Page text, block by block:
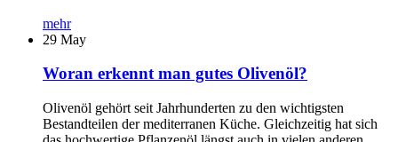
mehr
29 May
Woran erkennt man gutes Olivenöl?
Olivenöl gehört seit Jahrhunderten zu den wichtigsten
Bestandteilen der mediterranen Küche. Gleichzeitig hat sich